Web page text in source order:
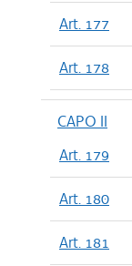
Art. 177
Art. 178
CAPO II
Art. 179
Art. 180
Art. 181